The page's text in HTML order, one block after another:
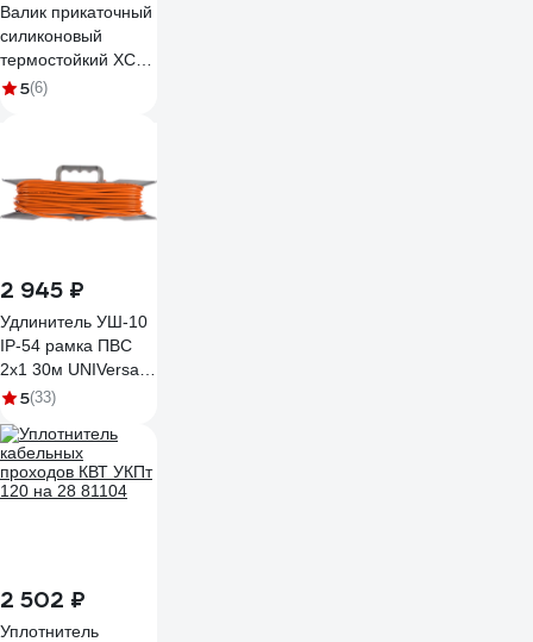
Валик прикаточный
силиконовый
термостойкий ХСИ
80 мм 1007
5(6)
2 945 ₽
Удлинитель УШ-10
IP-54 рамка ПВС
2x1 30м UNIVersal
9632793
5(33)
2 502 ₽
Уплотнитель